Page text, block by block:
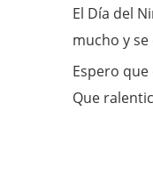
El Día del
mucho y
Espero
Que